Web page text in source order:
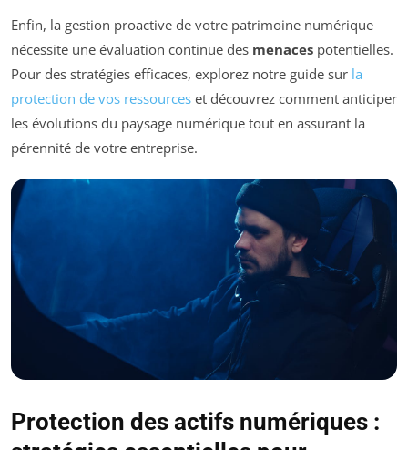
Enfin, la gestion proactive de votre patrimoine numérique
nécessite une évaluation continue des menaces potentielles.
Pour des stratégies efficaces, explorez notre guide sur la
protection de vos ressources et découvrez comment anticiper
les évolutions du paysage numérique tout en assurant la
pérennité de votre entreprise.
Protection des actifs numériques :